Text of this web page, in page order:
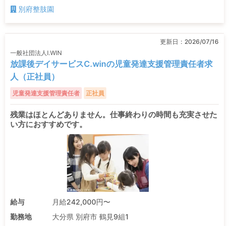
別府整肢園
更新日： 2026/07/16
一般社団法人I.WIN
放課後デイサービスC.winの児童発達支援管理責任者求
人（正社員）
児童発達支援管理責任者 正社員
残業はほとんどありません。仕事終わりの時間も充実させた
い方におすすめです。
給与
月給242,000円〜
勤務地
大分県 別府市 鶴見9組1